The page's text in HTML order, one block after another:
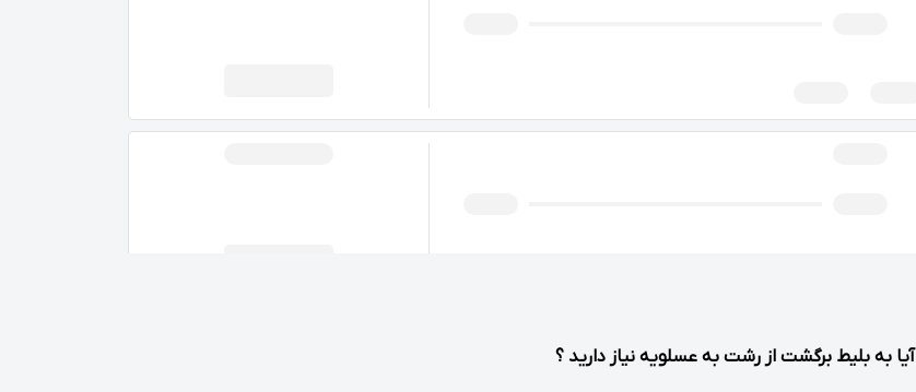
آیا به بلیط برگشت از رشت به عسلویه نیاز دارید ؟